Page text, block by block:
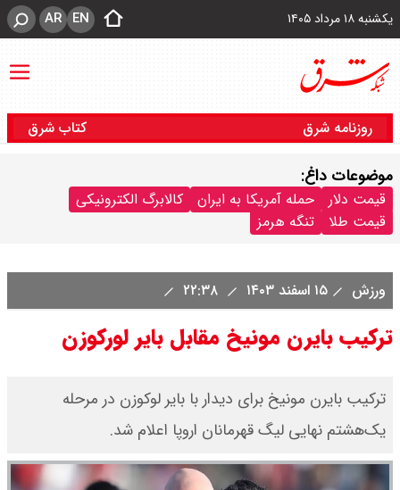
یکشنبه ۱۸ مرداد ۱۴۰۵ EN
AR
روزنامه شرق کتاب شرق
موضوعات داغ:
قیمت دلار حمله آمریکا به ایران
کالابرگ الکترونیکی
قیمت طلا
تنگه هرمز
ورزش ۱۵ اسفند ۱۴۰۳
ترکیب بایرن مونیخ مقابل بایر لورکوزن
ترکیب بایرن مونیخ برای دیدار با بایر لوکوزن در مرحله
یک‌هشتم نهایی لیگ قهرمانان اروپا اعلام شد.